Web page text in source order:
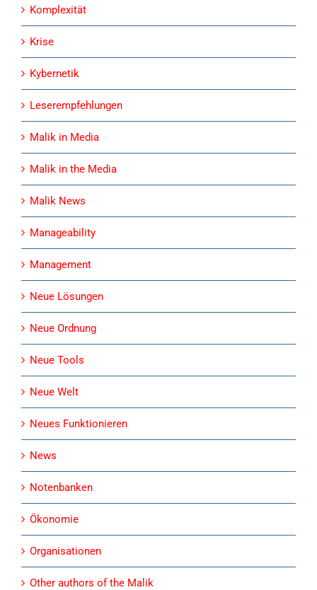
Komplexität
Krise
Kybernetik
Leserempfehlungen
Malik in Media
Malik in the Media
Malik News
Manageability
Management
Neue Lösungen
Neue Ordnung
Neue Tools
Neue Welt
Neues Funktionieren
News
Notenbanken
Ökonomie
Organisationen
Other authors of the Malik